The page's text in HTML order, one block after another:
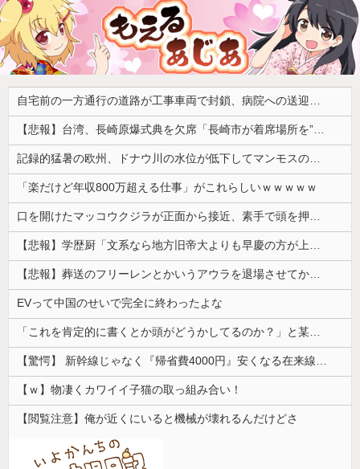
自宅前の一方通行の道路が工事車両で封鎖、病院への送迎のために車をどかして欲しいと作業スタッフに頼むと……
【悲報】台湾、長崎原爆式典を欠席「長崎市が着席場所を”外交団エリア外にあえて配置”した！」 → ﾈｯﾄ「核を持つ中国に屈指した！」「失礼すぎ」「台湾は筋通した！」ｗｗｗｗｗ
記録的猛暑の欧州、ドナウ川の水位が低下してマンモスの骨や沈没したドイツ軍の戦艦が出現
「楽だけど年収800万超える仕事」がこれらしいｗｗｗｗｗ
口を開けたマッコウクジラが正面から接近、素手で頭を押し返すダイバー「まだ子どもで、変な魚が何なのか確かめてるだけ」【海外の反応】
【悲報】学歴厨「文系なら地方旧帝大よりも早慶の方が上！」←これｗｗｗｗ
【悲報】葬送のフリーレンとかいうアウラを退場させてから駄作になった作品ｗｗｗｗｗ
EVって中国のせいで完全に終わったよな
「これを肯定的に書くとか頭がどうかしてるのか？」と某メディアの焚書称賛記事にツッコミ殺到、自分で本屋を作るとかそういう話かと思ったら……
【驚愕】 新幹線じゃなく『帰省費4000円』安くなる在来線で帰省した結果ｗｗｗｗｗ
【ｗ】物凄くカワイイ子猫の取っ組み合い！
【閲覧注意】俺が近くにいると機械が壊れるんだけどさ